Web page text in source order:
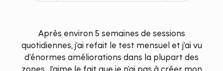
Après environ 5 semaines de sessions
quotidiennes, j'ai refait le test mensuel et j'ai vu
d'énormes améliorations dans la plupart des
zones. J'aime le fait que je n'ai pas à créer mon